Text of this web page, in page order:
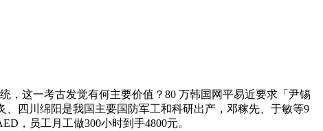
这一考古发觉有何主要价值？80 万韩国网平易近要求「尹锡
四川绵阳是我国主要国防军工和科研出产，邓稼先、于敏等9
，员工月工做300小时到手4800元。